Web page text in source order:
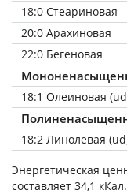
18:0 Стеариновая
20:0 Арахиновая
22:0 Бегеновая
18:1 Олеиновая
18:2 Линолевая
Энергетическая
составляет 34,1 кКал.